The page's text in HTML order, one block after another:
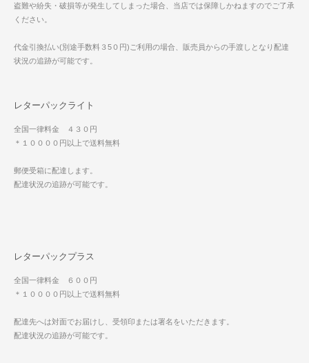
盗難や紛失・破損等が発生してしまった場合、当店では保障しかねますのでご了承
ください。
代金引換払い(別途手数料３5０円)ご利用の場合、販売員からの手渡しとなり配達
状況の追跡が可能です。
レターパックライト
全国一律料金 ４３０円
＊１００００円以上で送料無料
郵便受箱に配達します。
配達状況の追跡が可能です。
レターパックプラス
全国一律料金 ６００円
＊１００００円以上で送料無料
配達先へは対面でお届けし、受領印または署名をいただきます。
配達状況の追跡が可能です。